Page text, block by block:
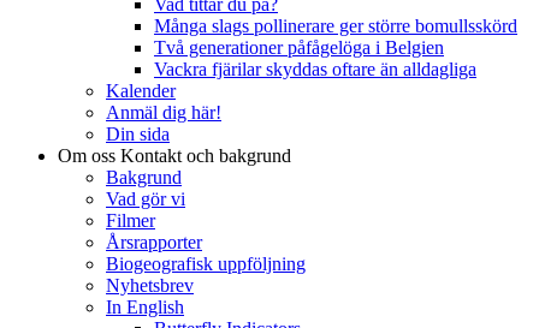
Många slags pollinerare ger större bomullsskörd
Två generationer påfågelöga i Belgien
Vackra fjärilar skyddas oftare än alldagliga
Kalender
Anmäl dig här!
Din sida
Om oss Kontakt och bakgrund
Bakgrund
Vad gör vi
Filmer
Årsrapporter
Biogeografisk uppföljning
Nyhetsbrev
In English